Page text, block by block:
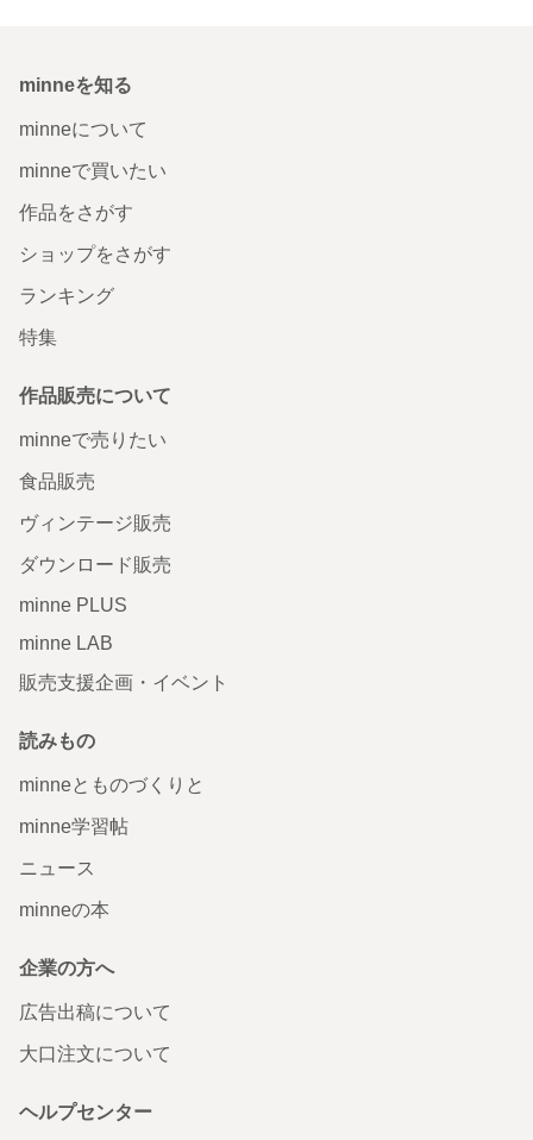
minneを知る
minneについて
minneで買いたい
作品をさがす
ショップをさがす
ランキング
特集
作品販売について
minneで売りたい
食品販売
ヴィンテージ販売
ダウンロード販売
minne PLUS
minne LAB
販売支援企画・イベント
読みもの
minneとものづくりと
minne学習帖
ニュース
minneの本
企業の方へ
広告出稿について
大口注文について
ヘルプセンター